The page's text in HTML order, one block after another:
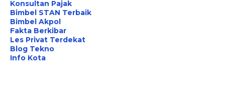
Konsultan Pajak
Bimbel STAN Terbaik
Bimbel Akpol
Fakta Berkibar
Les Privat Terdekat
Blog Tekno
Info Kota